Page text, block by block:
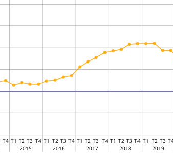
T4 T1 T2 T3 T4 T1 T2 T3 T4 T1 T2 T3 T4 T1 T2 T3 T4 T1 T2 T3
2015 2016 2017 2018 2019